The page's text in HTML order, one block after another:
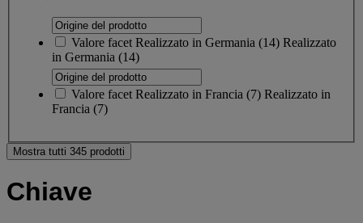
Valore facet Realizzato in Germania (14) Realizzato
in Germania (14)
Valore facet Realizzato in Francia (7) Realizzato in
Francia (7)
Mostra tutti 345 prodotti
Chiave